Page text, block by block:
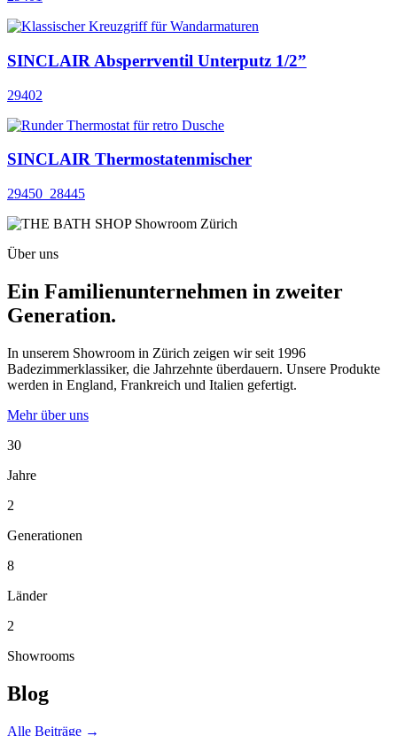
SINCLAIR Absperrventil Unterputz 1/2”
29402
SINCLAIR Thermostatenmischer
29450_28445
Über uns
Ein Familienunternehmen in zweiter
Generation.
In unserem Showroom in Zürich zeigen wir seit 1996
Badezimmerklassiker, die Jahrzehnte überdauern. Unsere Produkte
werden in England, Frankreich und Italien gefertigt.
Mehr über uns
30
Jahre
2
Generationen
8
Länder
2
Showrooms
Blog
Alle Beiträge →